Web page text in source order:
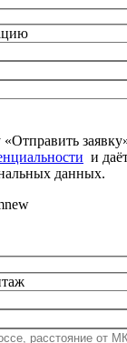
и
данных.